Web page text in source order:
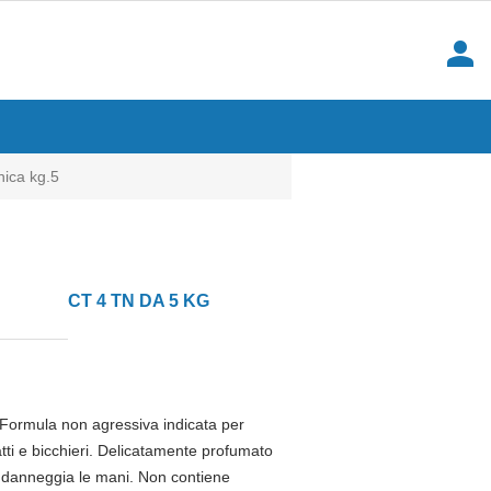
person
kg.5
CT 4 TN DA 5 KG
non agressiva indicata per
e bicchieri. Delicatamente profumato
le mani. Non contiene